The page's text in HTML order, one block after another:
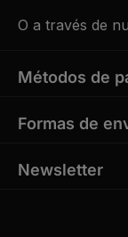
O a través de
Métodos de
Formas de
Newsletter